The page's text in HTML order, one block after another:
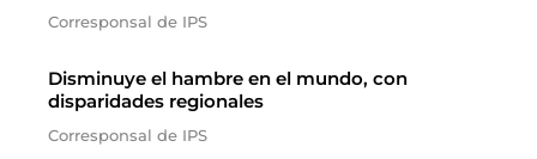
Corresponsal de IPS
Disminuye el hambre en el mundo, con
disparidades regionales
Corresponsal de IPS